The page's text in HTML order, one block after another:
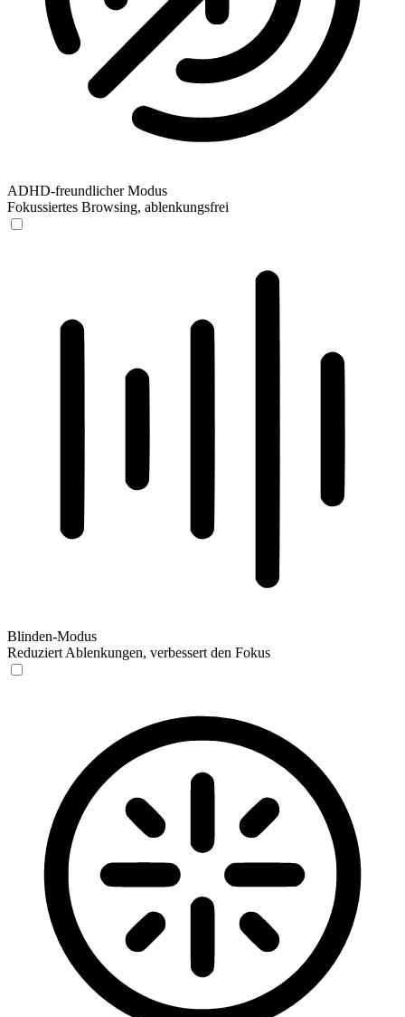
ADHD-freundlicher Modus
Fokussiertes Browsing, ablenkungsfrei
Blinden-Modus
Reduziert Ablenkungen, verbessert den Fokus